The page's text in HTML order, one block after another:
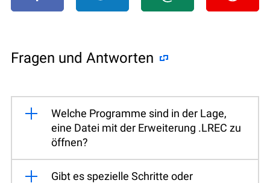
Fragen und Antworten
Welche Programme sind in der Lage,
eine Datei mit der Erweiterung .LREC zu
öffnen?
Gibt es spezielle Schritte oder